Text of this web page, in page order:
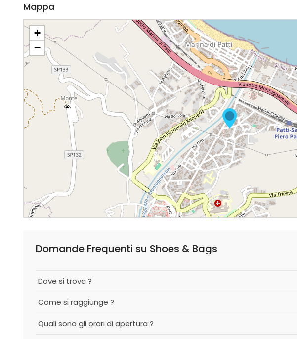
Mappa
+
−
Domande Frequenti su Shoes & Bags
Dove si trova ?
Come si raggiunge ?
Quali sono gli orari di apertura ?